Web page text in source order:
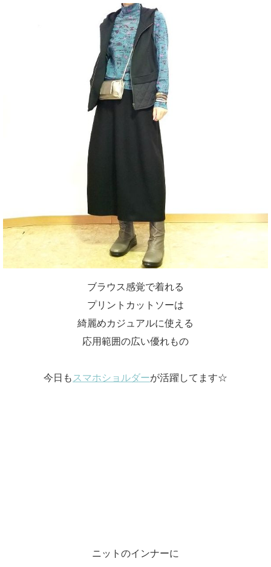
ブラウス感覚で着れる
プリントカットソーは
綺麗めカジュアルに使える
応用範囲の広い優れもの
今日も スマホショルダーが活躍してます☆
ニットのインナーに